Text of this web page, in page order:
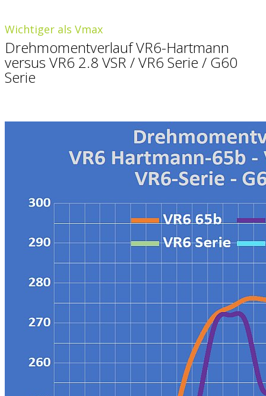
Wichtiger als Vmax
Drehmomentverlauf VR6-Hartmann
versus VR6 2.8 VSR / VR6 Serie / G60
Serie